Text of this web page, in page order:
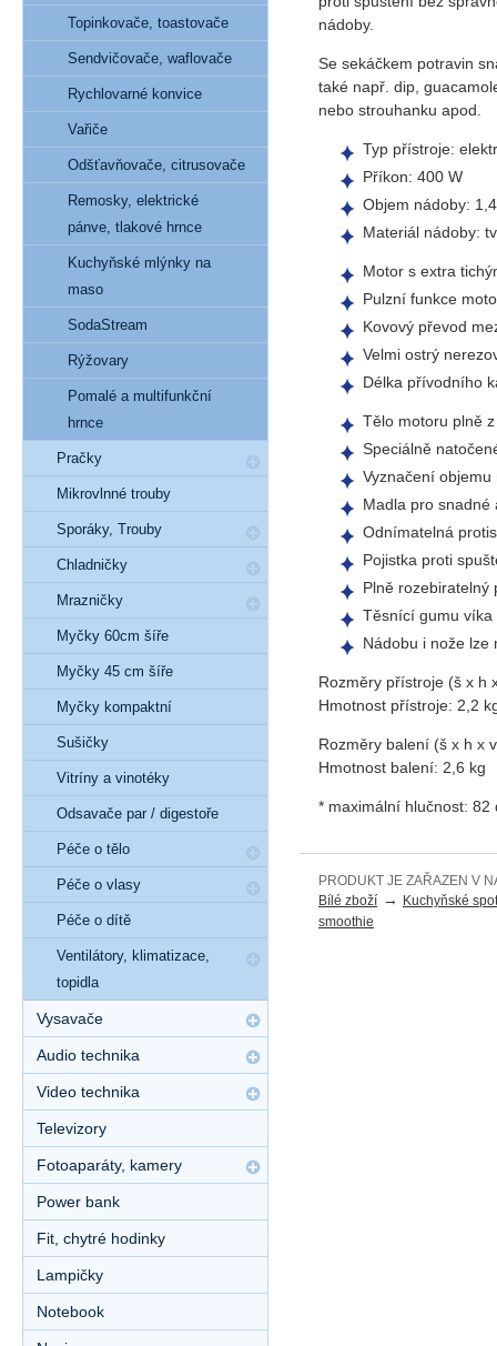
nádoby.
Se sekáčkem potravin
také např. dip,
nebo strouhanku apod.
Typ přístroje:
Příkon: 400 W
Objem nádoby:
Materiál nádoby:
Motor s extra
Pulzní funkce
Kovový převod
Velmi ostrý
Délka přívodního
Tělo motoru plně
Speciálně
Vyznačení objemu
Madla pro snadné
Odnímatelná
Pojistka proti
Plně rozebiratelný
Těsnící gumu víka
Nádobu i nože lze
Rozměry přístroje (š x h
Hmotnost přístroje: 2,2
Rozměry balení (š x h x
Hmotnost balení: 2,6 kg
* maximální hlučnost: 82
PRODUKT JE ZAŘAZEN V
Bílé zboží → Kuchyňské
smoothie
Topinkovače, toastovače
Sendvičovače, waflovače
Rychlovarné konvice
Vařiče
Odšťavňovače, citrusovače
Remosky, elektrické
pánve, tlakové hrnce
Kuchyňské mlýnky na
maso
SodaStream
Rýžovary
Pomalé a multifunkční
hrnce
Pračky
Mikrovlnné trouby
Sporáky, Trouby
Chladničky
Mrazničky
Myčky 60cm šíře
Myčky 45 cm šíře
Myčky kompaktní
Sušičky
Vitríny a vinotéky
Odsavače par / digestoře
Péče o tělo
Péče o vlasy
Péče o dítě
Ventilátory, klimatizace,
topidla
Vysavače
Audio technika
Video technika
Televizory
Fotoaparáty, kamery
Power bank
Fit, chytré hodinky
Lampičky
Notebook